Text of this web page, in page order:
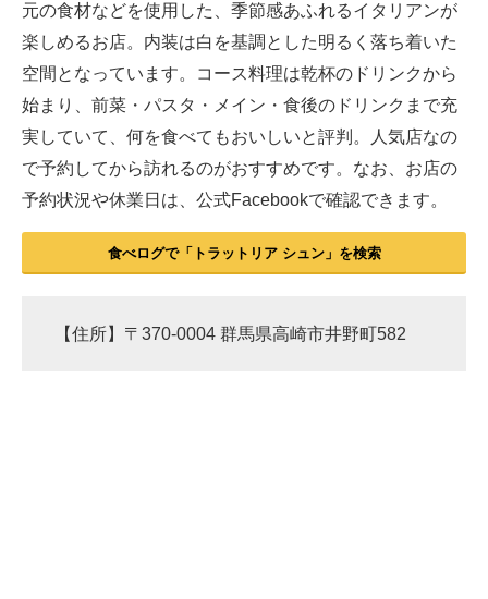
元の食材などを使用した、季節感あふれるイタリアンが
楽しめるお店。内装は白を基調とした明るく落ち着いた
空間となっています。コース料理は乾杯のドリンクから
始まり、前菜・パスタ・メイン・食後のドリンクまで充
実していて、何を食べてもおいしいと評判。人気店なの
で予約してから訪れるのがおすすめです。なお、お店の
予約状況や休業日は、公式Facebookで確認できます。
食べログで「トラットリア シュン」を検索
【住所】〒370-0004 群馬県高崎市井野町582